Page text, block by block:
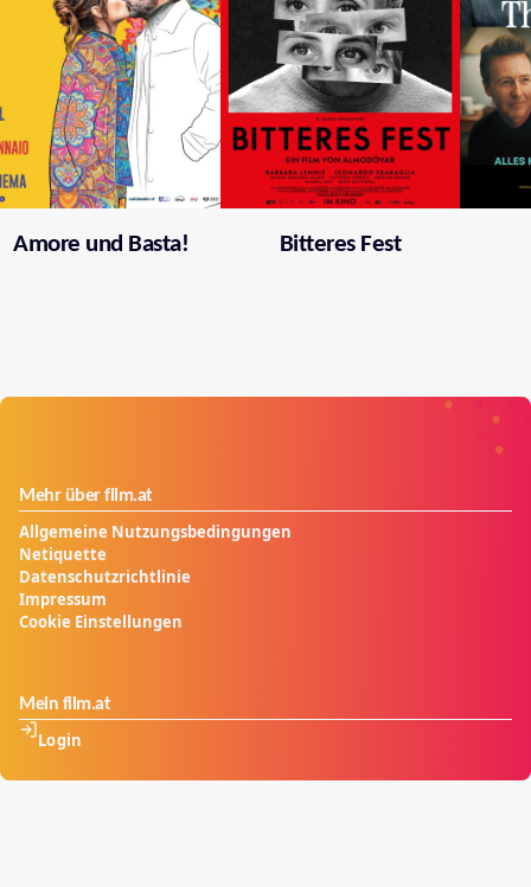
Amore und Basta! Bitteres Fest
Mehr über film.at
Allgemeine Nutzungsbedingungen
Netiquette
Datenschutzrichtlinie
Impressum
Cookie Einstellungen
Mein film.at
Login